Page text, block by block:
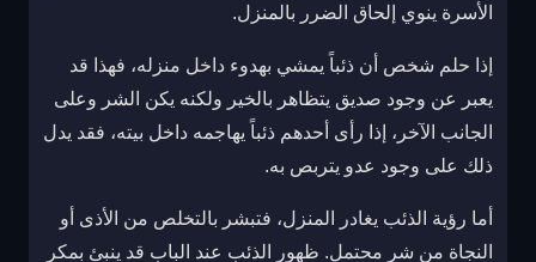
الأسرة ينوي إلحاق الضرر بالمنزل.
إذا حلم شخص أن ذئباً يمشي بهدوء داخل منزله، فهذا قد
يعبر عن وجود صديق يتظاهر بالخير ولكنه يكن الشر وعلى
الجانب الآخر، إذا رأى أحدهم ذئباً يهاجمه داخل بيته، فقد يدل
ذلك على وجود عدو يتربص به.
أما رؤية الذئب يغادر المنزل، فتبشر بالتخلص من الأذى أو
النجاة من شر محتمل. ظهور الذئب عند الباب قد ينبئ بمكر